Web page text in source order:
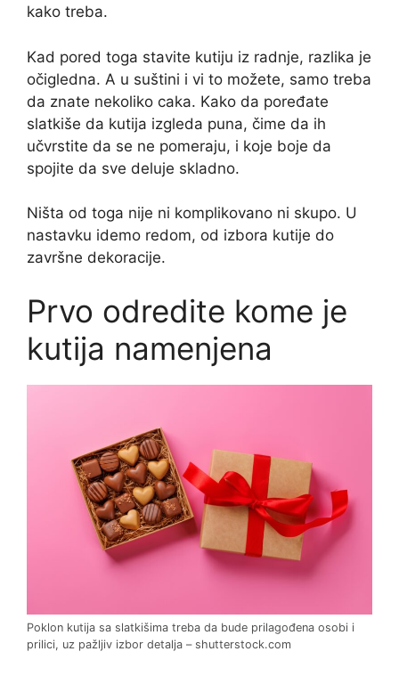
kako treba.
Kad pored toga stavite kutiju iz radnje, razlika je
očigledna. A u suštini i vi to možete, samo treba
da znate nekoliko caka. Kako da poređate
slatkiše da kutija izgleda puna, čime da ih
učvrstite da se ne pomeraju, i koje boje da
spojite da sve deluje skladno.
Ništa od toga nije ni komplikovano ni skupo. U
nastavku idemo redom, od izbora kutije do
završne dekoracije.
Prvo odredite kome je
kutija namenjena
Poklon kutija sa slatkišima treba da bude prilagođena osobi i
prilici, uz pažljiv izbor detalja – shutterstock.com